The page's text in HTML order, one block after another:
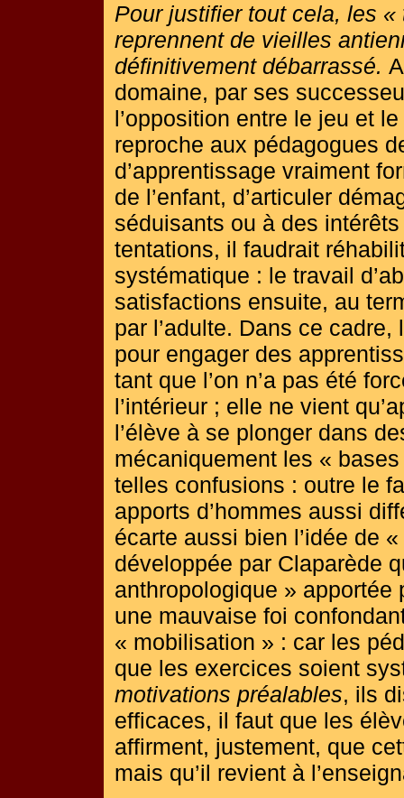
Pour justifier tout cela, les «
reprennent de vieilles
définitivement débarrassé.
domaine, par ses
l’opposition entre le jeu et
reproche aux pédagogues
d’apprentissage vraiment
de l’enfant, d’articuler
séduisants ou à des
tentations, il faudrait
systématique : le travail
satisfactions ensuite, au
par l’adulte. Dans ce
pour engager des
tant que l’on n’a pas été
l’intérieur ; elle ne vient
l’élève à se plonger dans
mécaniquement les «
telles confusions : outre le
apports d’hommes aussi
écarte aussi bien l’idée de
développée par Claparède
anthropologique »
une mauvaise foi
« mobilisation » : car les
que les exercices soient
motivations préalables, ils
efficaces, il faut que les
affirment, justement, que
mais qu’il revient à